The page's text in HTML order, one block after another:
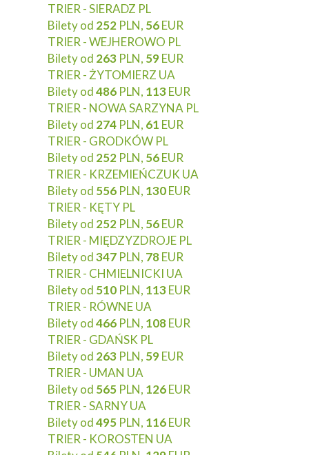
TRIER - SIERADZ PL
Bilety od 252 PLN, 56EUR
TRIER - WEJHEROWO PL
Bilety od 263 PLN, 59EUR
TRIER - ŻYTOMIERZ UA
Bilety od486 PLN, 113EUR
TRIER - NOWA SARZYNA PL
Bilety od 274 PLN, 61 EUR
TRIER - GRODKÓW PL
Bilety od 252 PLN, 56EUR
TRIER - KRZEMIEŃCZUK UA
Bilety od 556 PLN, 130EUR
TRIER - KĘTY PL
Bilety od 252 PLN, 56EUR
TRIER - MIĘDZYZDROJE PL
Bilety od347 PLN, 78EUR
TRIER - CHMIELNICKI UA
Bilety od 510 PLN, 113EUR
TRIER - RÓWNE UA
Bilety od466 PLN, 108EUR
TRIER - GDAŃSK PL
Bilety od 263 PLN, 59EUR
TRIER - UMAN UA
Bilety od 565 PLN, 126EUR
TRIER - SARNY UA
Bilety od495 PLN, 116EUR
TRIER - KOROSTEN UA